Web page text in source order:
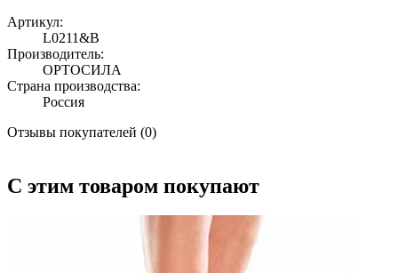
Артикул:
L0211&B
Производитель:
ОРТОСИЛА
Страна производства:
Россия
Отзывы покупателей (0)
С этим товаром покупают